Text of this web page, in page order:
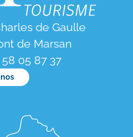
de Gaulle
de Marsan
58 05 87 37